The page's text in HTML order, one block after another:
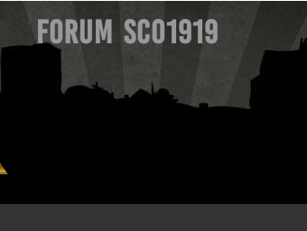
Forum SCO1919